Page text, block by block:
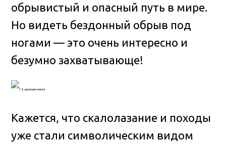
обрывистый и опасный путь в мире.
Но видеть бездонный обрыв под
ногами — это очень интересно и
безумно захватывающе!
Кажется, что скалолазание и походы
уже стали символическим видом